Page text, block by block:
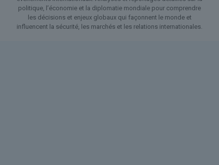
politique, l’économie et la diplomatie mondiale pour comprendre
les décisions et enjeux globaux qui façonnent le monde et
influencent la sécurité, les marchés et les relations internationales.